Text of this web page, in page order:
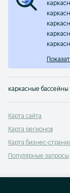
Карта сайта
Карта регионов
Карта бизнес-
Популярные запросы